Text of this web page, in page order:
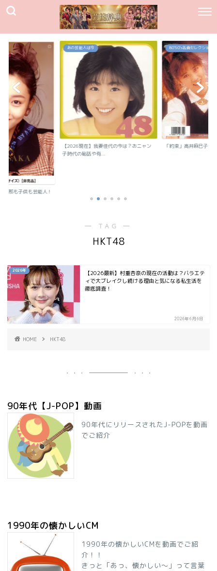
旦那も子供も芸能人！
あの芸能人は今
【2026現在】我妻佳代の今は？おニャン
子時代の秘話や有...
80`90's名曲セレクション
「約束」高井麻巳子
― TAG ―
HKT48
2026年
【2026最新】村重杏奈の現在の活動は？バラエテ
ィで大ブレイクし続ける理由と気になる私生活を
徹底調査！
2026年6月6日
HOME HKT48
90年代【J-POP】動画
90年代にリリースされたJ-POPを動画
でご紹介
1990年の懐かしいCM
1990年の懐かしいCMを動画でご紹
介！！
きっと「あっ、懐かしい～」って言葉